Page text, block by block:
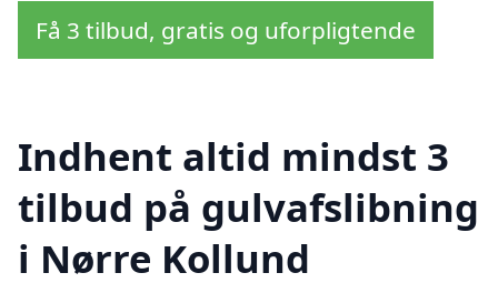
Få 3 tilbud, gratis og uforpligtende
Indhent altid mindst 3
tilbud på gulvafslibning
i Nørre Kollund